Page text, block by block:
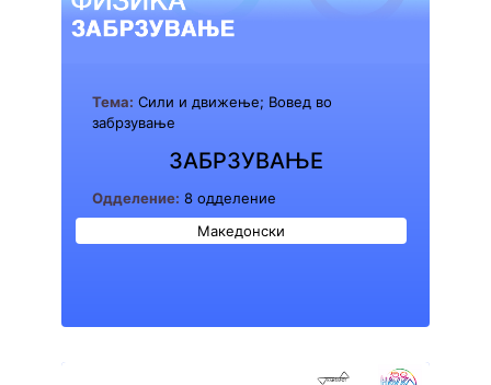
Тема: Сили и движење; Вовед во
забрзување
ЗАБРЗУВАЊЕ
Одделение: 8 одделение
Македонски